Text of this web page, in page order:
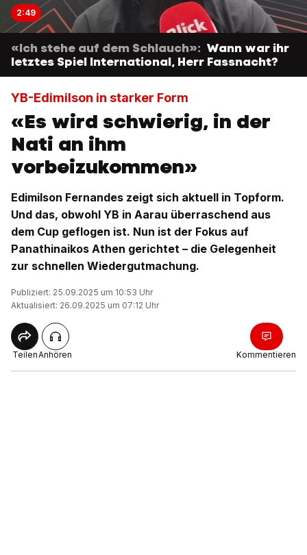
2:49
«Ich stehe auf dem Schlauch»: Wann war ihr
letztes Spiel International, Herr Fassnacht?
YB-Edimilson in starker Form
«Es wird schwierig, in der
Nati an ihm
vorbeizukommen»
Edimilson Fernandes zeigt sich aktuell in Topform.
Und das, obwohl YB in Aarau überraschend aus
dem Cup geflogen ist. Nun ist der Fokus auf
Panathinaikos Athen gerichtet – die Gelegenheit
zur schnellen Wiedergutmachung.
Publiziert: 25.09.2025 um 10:53 Uhr
Aktualisiert: 26.09.2025 um 07:12 Uhr
TeilenAnhören Kommentieren